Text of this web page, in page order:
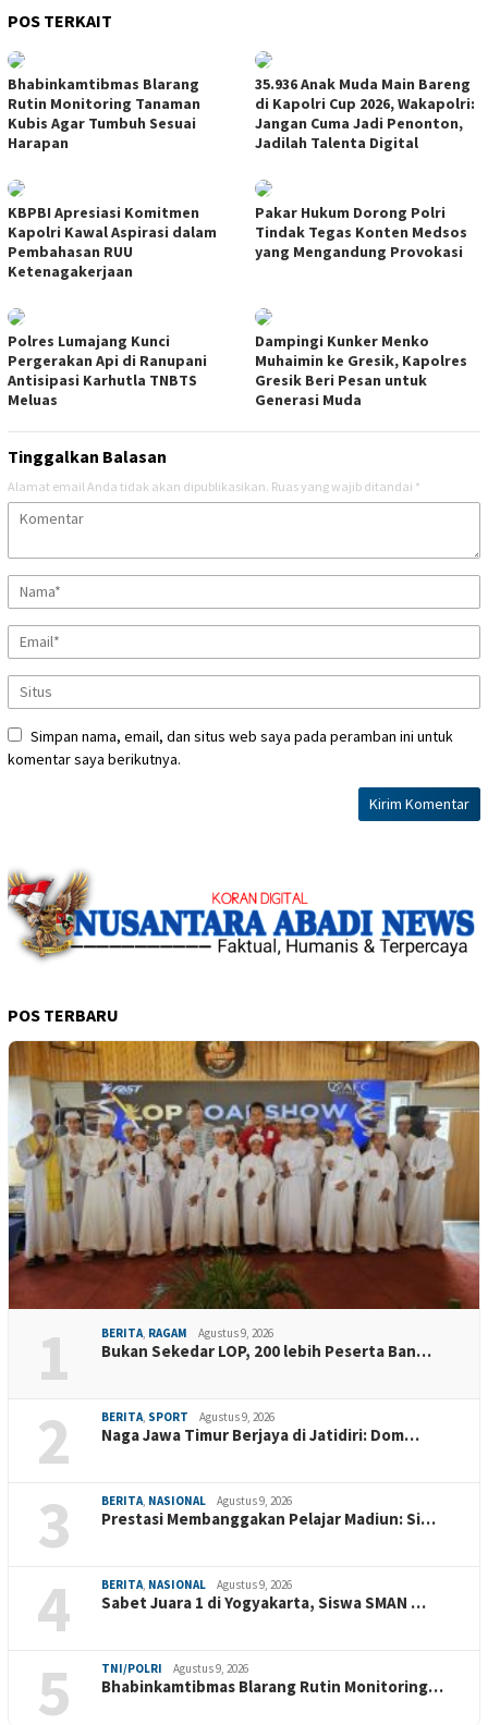
POS TERKAIT
Bhabinkamtibmas Blarang
Rutin Monitoring Tanaman
Kubis Agar Tumbuh Sesuai
Harapan
35.936 Anak Muda Main Bareng
di Kapolri Cup 2026, Wakapolri:
Jangan Cuma Jadi Penonton,
Jadilah Talenta Digital
KBPBI Apresiasi Komitmen
Kapolri Kawal Aspirasi dalam
Pembahasan RUU
Ketenagakerjaan
Pakar Hukum Dorong Polri
Tindak Tegas Konten Medsos
yang Mengandung Provokasi
Polres Lumajang Kunci
Pergerakan Api di Ranupani
Antisipasi Karhutla TNBTS
Meluas
Dampingi Kunker Menko
Muhaimin ke Gresik, Kapolres
Gresik Beri Pesan untuk
Generasi Muda
Tinggalkan Balasan
Alamat email Anda tidak akan dipublikasikan. Ruas yang wajib ditandai *
Simpan nama, email, dan situs web saya pada peramban ini untuk
komentar saya berikutnya.
POS TERBARU
1 BERITA, RAGAM Agustus 9, 2026
Bukan Sekedar LOP, 200 lebih Peserta Ban…
2 BERITA, SPORT Agustus 9, 2026
Naga Jawa Timur Berjaya di Jatidiri: Dom…
3 BERITA, NASIONAL Agustus 9, 2026
Prestasi Membanggakan Pelajar Madiun: Si…
4 BERITA, NASIONAL Agustus 9, 2026
Sabet Juara 1 di Yogyakarta, Siswa SMAN …
5 TNI/POLRI Agustus 9, 2026
Bhabinkamtibmas Blarang Rutin Monitoring…